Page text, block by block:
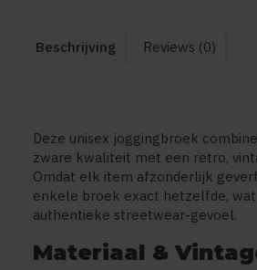
Beschrijving Reviews (0)
Deze unisex joggingbroek
zware kwaliteit met een retro,
Omdat elk item afzonderlijk
enkele broek exact hetzelfde,
authentieke streetwear-gevoel.
Materiaal &